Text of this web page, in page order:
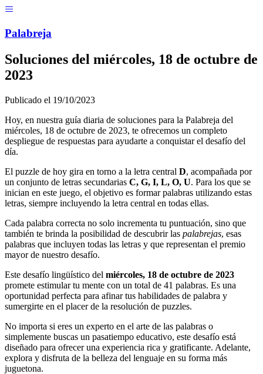
Palabreja
Soluciones del miércoles, 18 de octubre de
2023
Publicado el 19/10/2023
Hoy, en nuestra guía diaria de soluciones para la Palabreja del
miércoles, 18 de octubre de 2023, te ofrecemos un completo
despliegue de respuestas para ayudarte a conquistar el desafío del
día.
El puzzle de hoy gira en torno a la letra central D, acompañada por
un conjunto de letras secundarias C, G, I, L, O, U. Para los que se
inician en este juego, el objetivo es formar palabras utilizando estas
letras, siempre incluyendo la letra central en todas ellas.
Cada palabra correcta no solo incrementa tu puntuación, sino que
también te brinda la posibilidad de descubrir las palabrejas, esas
palabras que incluyen todas las letras y que representan el premio
mayor de nuestro desafío.
Este desafío lingüístico del miércoles, 18 de octubre de 2023
promete estimular tu mente con un total de 41 palabras. Es una
oportunidad perfecta para afinar tus habilidades de palabra y
sumergirte en el placer de la resolución de puzzles.
No importa si eres un experto en el arte de las palabras o
simplemente buscas un pasatiempo educativo, este desafío está
diseñado para ofrecer una experiencia rica y gratificante. Adelante,
explora y disfruta de la belleza del lenguaje en su forma más
juguetona.